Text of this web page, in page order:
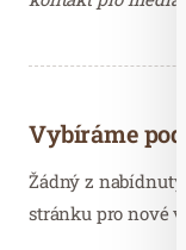
Vybíráme
Žádný z
stránku pro nové